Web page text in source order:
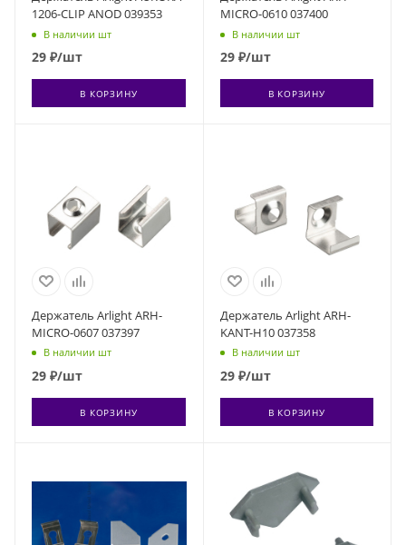
1206-CLIP ANOD 039353
В наличии шт
29 ₽/шт
В КОРЗИНУ
MICRO-0610 037400
В наличии шт
29₽/шт
В КОРЗИНУ
Держатель Arlight ARH-
MICRO-0607 037397
В наличии шт
29 ₽/шт
В КОРЗИНУ
Держатель Arlight ARH-
KANT-H10 037358
В наличии шт
29₽/шт
В КОРЗИНУ